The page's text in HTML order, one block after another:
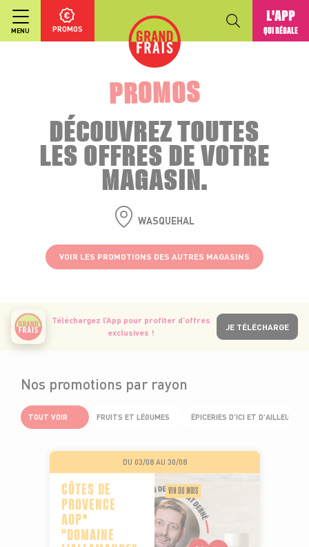
MENU PROMOS
L'APP
QUI RÉGALE
PROMOS
DÉCOUVREZ TOUTES
LES OFFRES DE VOTRE
MAGASIN.
WASQUEHAL
VOIR LES PROMOTIONS DES AUTRES MAGASINS
Téléchargez l’App pour profiter d’offres
exclusives !
JE TÉLÉCHARGE
Nos promotions par rayon
TOUT VOIR FRUITS ET LÉGUMES ÉPICERIES D'ICI ET D'AILLEURS
DU 03/08 AU 30/08
CÔTES DE
PROVENCE
AOP*
"DOMAINE
VIN DU MOIS